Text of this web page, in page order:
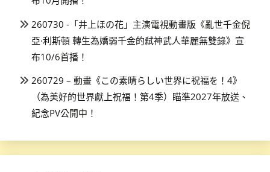
260730 -「井上ほの花」主演電視動畫版《亂世千金倪
亞·利斯頓 轉生為嬌弱千金的弒神武人華麗無雙錄》宣
布10/6首播！
260729 – 動畫《この素晴らしい世界に祝福を！4》
（為美好的世界獻上祝福！第4季）瞄準2027年放送、
紀念PV公開中！